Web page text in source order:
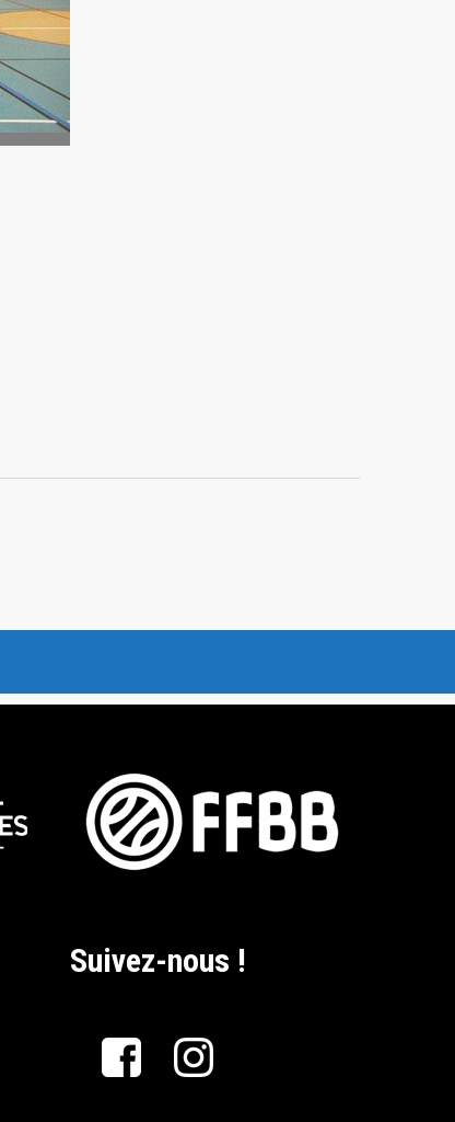
Suivez-nous !